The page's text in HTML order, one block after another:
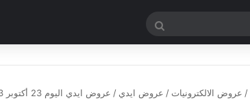
بحث
/ عروض الالكترونيات / عروض ايدي / عروض ايدي اليوم 23 أكتوبر 2023 الموافق 8 ربيع الآخر 1445 هـ سعر خاص لعيونك